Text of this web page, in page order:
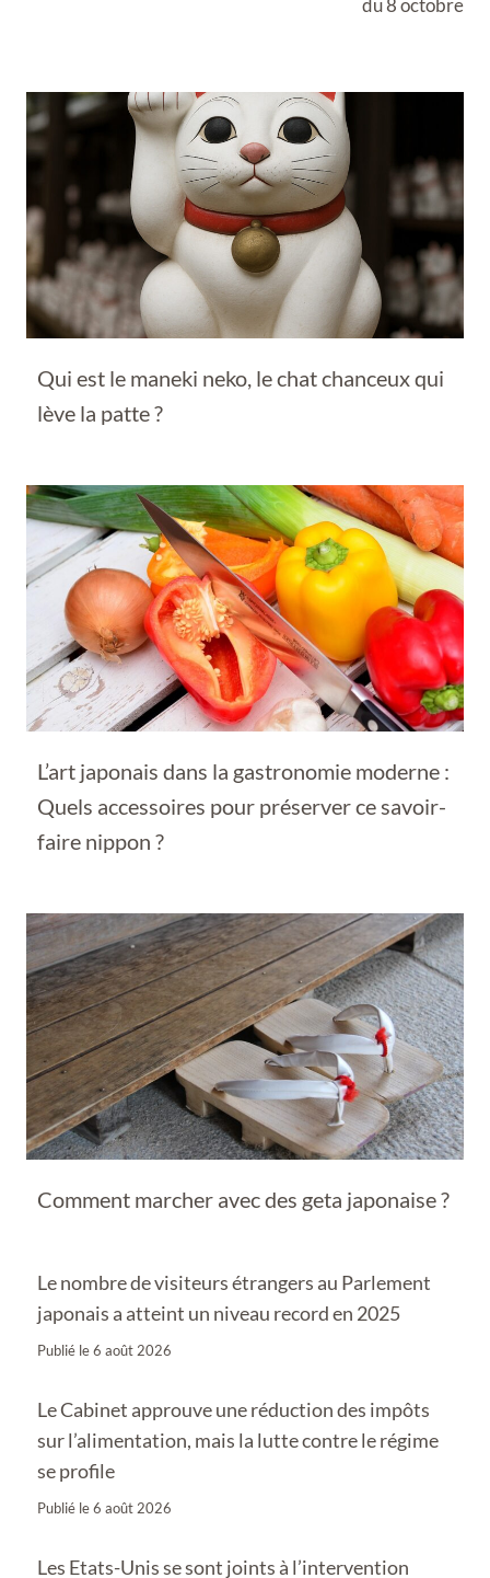
Qui est le maneki neko, le chat chanceux qui
lève la patte ?
L’art japonais dans la gastronomie moderne :
Quels accessoires pour préserver ce savoir-
faire nippon ?
Comment marcher avec des geta japonaise ?
Le nombre de visiteurs étrangers au Parlement
japonais a atteint un niveau record en 2025
Publié le6 août 2026
Le Cabinet approuve une réduction des impôts
sur l’alimentation, mais la lutte contre le régime
se profile
Publié le6 août 2026
Les Etats-Unis se sont joints à l’intervention